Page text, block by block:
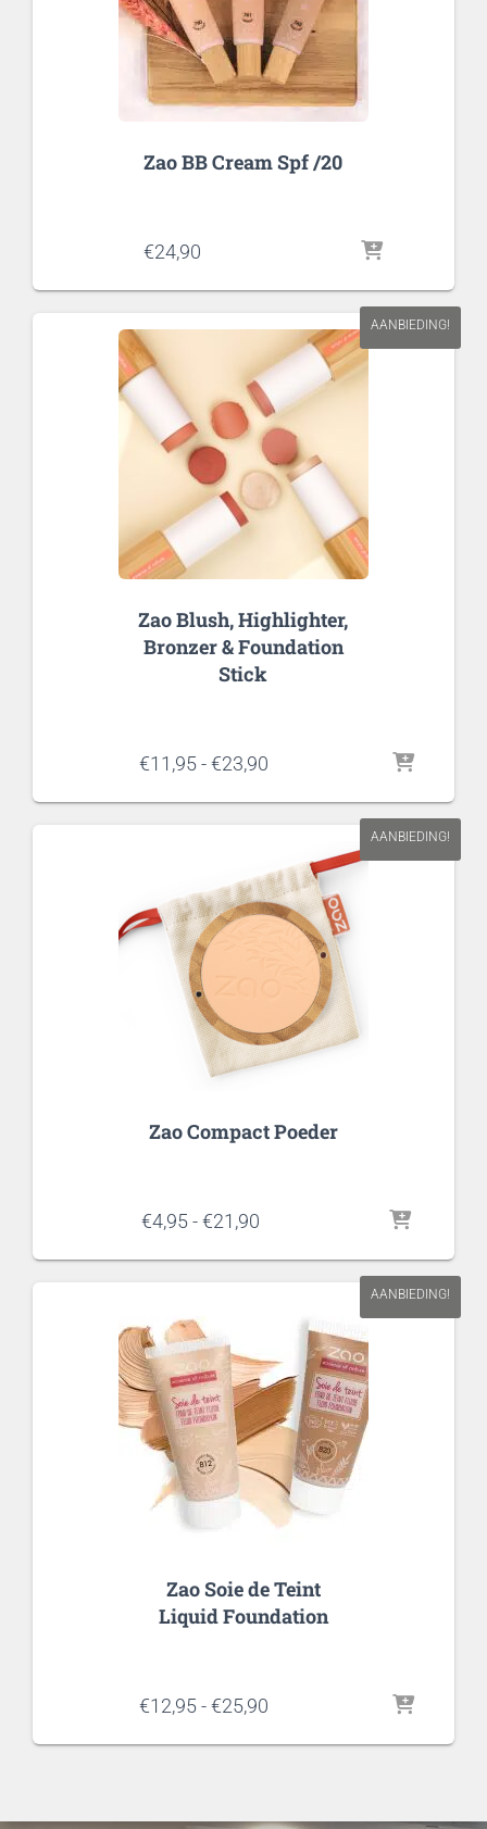
Zao BB Cream Spf /20
€24,90
AANBIEDING!
Zao Blush, Highlighter,
Bronzer & Foundation
Stick
€11,95-€23,90
tot
AANBIEDING!
Zao Compact Poeder
€4,95-€21,90
tot
AANBIEDING!
Zao Soie de Teint
Liquid Foundation
€12,95-€25,90
tot